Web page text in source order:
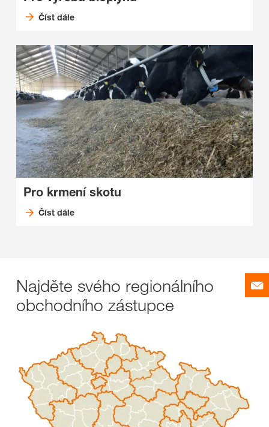
Číst dále
Pro krmení skotu
Číst dále
Najděte svého regionálního
obchodního zástupce